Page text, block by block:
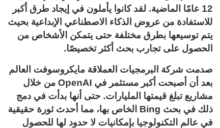
12 عامًا الماضية. لقد كانوا يأملون في إيجاد طرق أكبر
للاستفادة من عروض الذكاء الاصطناعي الإبداعية بحيث
يتم توسيعها بطرق مختلفة حتى يتمكن الأشخاص من
الحصول على تجارب بحث أكثر تخصيصًا.
صدمت شركة البرمجيات العملاقة مايكروسوفت العالم
بعد أن أصبحت أكبر مستثمر في OpenAI من خلال
مشاريع تبلغ قيمتها المليارات. حتى أنها بدأت في دمج
ذلك في بحث Bing الخاص بها، مما أحدث ثورة حقيقية
في عالم التكنولوجيا بإمكانيات لا حدود لها للحصول